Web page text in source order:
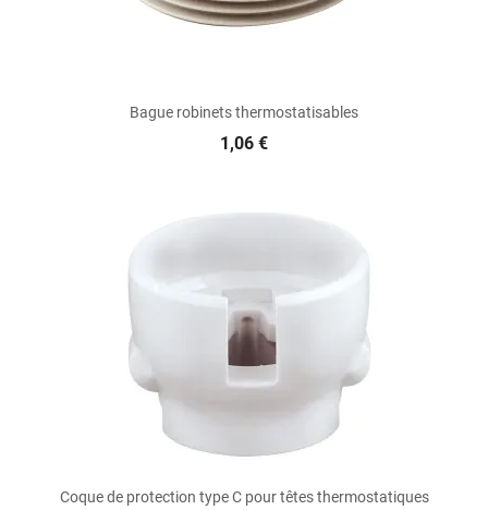
Bague robinets thermostatisables
1,06 €
Coque de protection type C pour têtes thermostatiques